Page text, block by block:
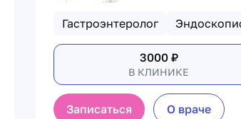
Гастроэнтеролог
3000₽
В КЛИНИКЕ
Записаться О враче